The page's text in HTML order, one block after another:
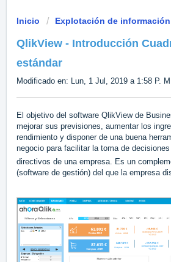
Inicio Explotación de información
QlikView - Introducción
estándar
Modificado en: Lun, 1 Jul, 2019 a 1:58 P.
El objetivo del software QlikView de
mejorar sus previsiones, aumentar los
rendimiento y disponer de una buena
negocio para facilitar la toma de
directivos de una empresa. Es un
(software de gestión) del que la empresa